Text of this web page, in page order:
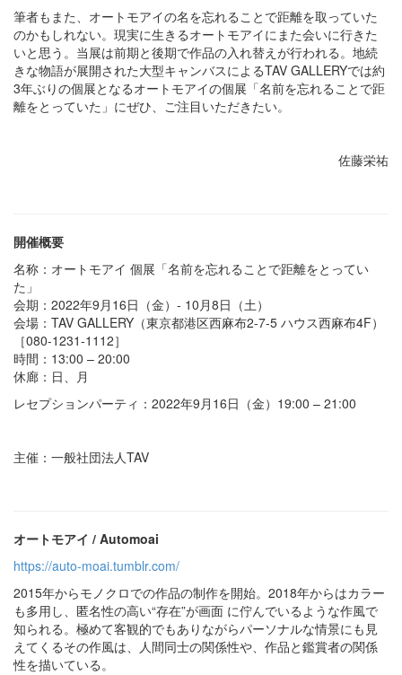
筆者もまた、オートモアイの名を忘れることで距離を取っていた
のかもしれない。現実に生きるオートモアイにまた会いに行きた
いと思う。当展は前期と後期で作品の入れ替えが行われる。地続
きな物語が展開された大型キャンバスによるTAV GALLERYでは約
3年ぶりの個展となるオートモアイの個展「名前を忘れることで距
離をとっていた」にぜひ、ご注目いただきたい。
佐藤栄祐
開催概要
名称：オートモアイ 個展「名前を忘れることで距離をとってい
た」
会期：2022年9月16日（金）- 10月8日（土）
会場：TAV GALLERY（東京都港区西麻布2-7-5 ハウス西麻布4F）
［080-1231-1112］
時間：13:00 – 20:00
休廊：日、月
レセプションパーティ：2022年9月16日（金）19:00 – 21:00
主催：一般社団法人TAV
オートモアイ / Automoai
https://auto-moai.tumblr.com/
2015年からモノクロでの作品の制作を開始。2018年からはカラー
も多用し、匿名性の高い“存在”が画面 に佇んでいるような作風で
知られる。極めて客観的でもありながらパーソナルな情景にも見
えてくるその作風は、人間同士の関係性や、作品と鑑賞者の関係
性を描いている。